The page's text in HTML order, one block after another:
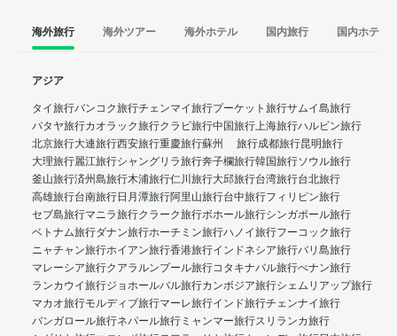
海外旅行 海外ツアー 海外ホテル 国内旅行 国内ホテル
アジア
タイ旅行バンコク旅行チェンマイ旅行プーケット旅行サムイ島旅行
パタヤ旅行カオラック旅行クラビ旅行中国旅行上海旅行ハルビン旅行
北京旅行大連旅行西安旅行重慶旅行蘇州 旅行成都旅行昆明旅行
大理旅行麗江旅行シャングリラ旅行奔子欄旅行韓国旅行ソウル旅行
釜山旅行済州島旅行木浦旅行仁川旅行大邱旅行台湾旅行台北旅行
高雄旅行台南旅行日月潭旅行阿里山旅行台中旅行フィリピン旅行
セブ島旅行マニラ旅行クラーク旅行ボホール旅行シンガポール旅行
ベトナム旅行ダナン旅行ホーチミン旅行ハノイ旅行フーコック旅行
ニャチャン旅行ホイアン旅行香港旅行インドネシア旅行バリ島旅行
マレーシア旅行クアラルンプール旅行コタキナバル旅行ぺナン旅行
ランカウイ旅行ジョホールバル旅行カンボジア旅行シェムリアップ旅行
マカオ旅行モルディブ旅行マーレ旅行インド旅行チェンナイ旅行
バンガロール旅行ネパール旅行 ミャンマー旅行スリランカ旅行